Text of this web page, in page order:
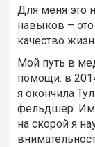
Для меня это
навыков –
качество
Мой путь в
помощи: в
я окончила
фельдшер.
на скорой я